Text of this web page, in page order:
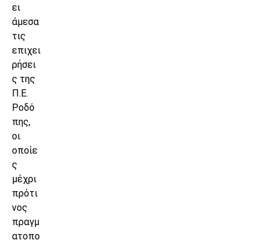
ει
άμεσα
τις
επιχει
ρήσει
ς της
Π.Ε.
Ροδό
πης,
οι
οποίε
ς
μέχρι
πρότι
νος
πραγμ
ατοπο